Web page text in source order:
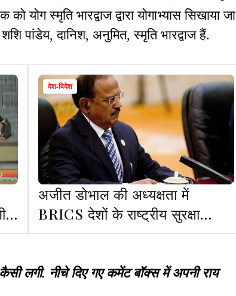
योग स्मृति भारद्वाज द्वारा योगाभ्यास सिखाया जा
पांडेय, दानिश, अनुमित, स्मृति भारद्वाज हैं.
देश-विदेश
अजीत डोभाल की अध्यक्षता में
BRICS देशों के राष्ट्रीय सुरक्षा
सलाहकारों की मीटिंग दिल्ली में आज से
लगी. नीचे दिए गए कमेंट बॉक्स में अपनी राय